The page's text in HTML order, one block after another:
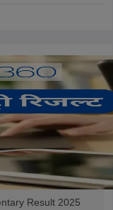
27UP Scholarship
Result 2025